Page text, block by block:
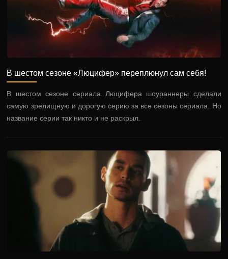
В шестом сезоне «Люцифер» переплюнул сам себя!
В шестом сезоне сериала Люцифера шоураннеры сделали
самую зрелищную и дорогую серию за все сезоны сериала. Но
название серии так никто и не раскрыл.